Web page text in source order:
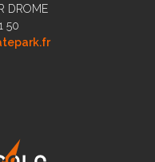
DROME
50